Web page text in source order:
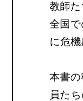
教師
全国
に危
本書
員た